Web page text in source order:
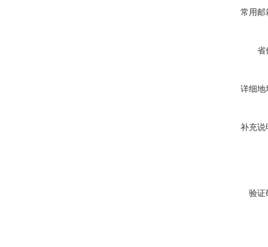
常用邮
省
详细地
补充说
验证